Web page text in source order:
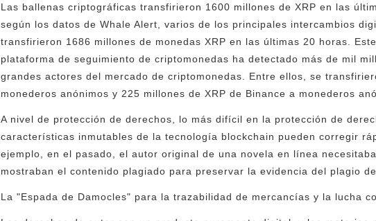
Las ballenas criptográficas transfirieron 1600 millones de XRP en las
según los datos de Whale Alert, varios de los principales intercambios
transfirieron 1686 millones de monedas XRP en las últimas 20 horas.
plataforma de seguimiento de criptomonedas ha detectado más de mil
grandes actores del mercado de criptomonedas. Entre ellos, se
monederos anónimos y 225 millones de XRP de Binance a monederos
A nivel de protección de derechos, lo más difícil en la protección de
características inmutables de la tecnología blockchain pueden corregir
ejemplo, en el pasado, el autor original de una novela en línea
mostraban el contenido plagiado para preservar la evidencia del plagio de
La "Espada de Damocles" para la trazabilidad de mercancías y la lucha